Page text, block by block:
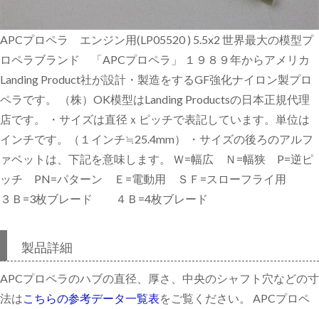
APCプロペラ エンジン用(LP05520 ) 5.5x2 世界最大の模型プ
ロペラブランド 「APCプロペラ」 １９８９年からアメリカ
Landing Product社が設計・製造をするGF強化ナイロン製プロ
ペラです。 （株）OK模型はLanding Productsの日本正規代理
店です。 ・サイズは直径ｘピッチで表記しています。単位は
インチです。（１インチ≒25.4mm） ・サイズの後ろのアルフ
ァベットは、下記を意味します。 Ｗ=幅広 Ｎ=幅狭 P=逆ピ
ッチ PN=パターン Ｅ=電動用 ＳＦ=スローフライ用
３Ｂ=3枚ブレード ４Ｂ=4枚ブレード
製品詳細
APCプロペラのハブの直径、厚さ、中央のシャフト穴などの寸
法は こちらの参考データ一覧表をご覧ください。 APCプロペ